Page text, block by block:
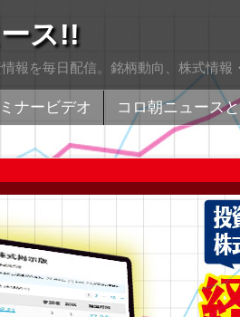
ス!!
報を毎日配信。銘柄動向、株式情
ナービデオ
コロ朝ニュース